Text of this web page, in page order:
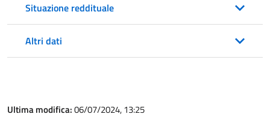
Situazione reddituale
Altri dati
Ultima modifica:06/07/2024, 13:25